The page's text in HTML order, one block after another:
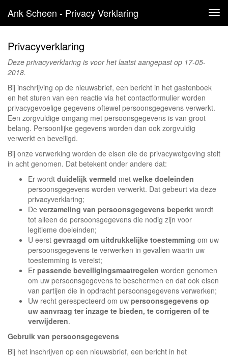
Ank Scheen - Privacy Verklaring
Privacyverklaring
Deze privacyverklaring is voor het laatst aangepast op 17-05-
2018.
Bij inschrijving op de nieuwsbrief, een bericht in het gastenboek
en het sturen van een reactie via het contactformulier worden
privacygevoelige gegevens oftewel persoonsgegevens verwerkt.
Een zorgvuldige omgang met persoonsgegevens is van groot
belang. Persoonlijke gegevens worden dan ook zorgvuldig
verwerkt en beveiligd.
Bij onze verwerking worden de eisen die de privacywetgeving stelt
in acht genomen. Dat betekent onder andere dat:
Er wordt duidelijk vermeld met welke doeleinden
persoonsgegevens worden verwerkt. Dat gebeurt via deze
privacyverklaring;
De verzameling van persoonsgegevens beperkt wordt
tot alleen de persoonsgegevens die nodig zijn voor
legitieme doeleinden;
U eerst gevraagd om uitdrukkelijke toestemming om uw
persoonsgegevens te verwerken in gevallen waarin uw
toestemming is vereist;
Er passende beveiligingsmaatregelen worden genomen
om uw persoonsgegevens te beschermen en dat ook eisen
van partijen die in opdracht persoonsgegevens verwerken;
Uw recht gerespecteerd om uw persoonsgegevens op
uw aanvraag ter inzage te bieden, te corrigeren of te
verwijderen.
Gebruik van persoonsgegevens
Bij het inschrijven op een nieuwsbrief, een bericht in het